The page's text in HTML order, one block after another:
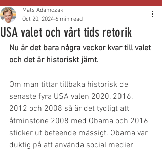
USA valet och vårt tids retorik
Mats Adamczak
Oct 20, 2024 6 min read
Nu är det bara några veckor kvar till valet
och det är historiskt jämt.
Om man tittar tillbaka historisk de
senaste fyra USA valen 2020, 2016,
2012 och 2008 så är det tydligt att
åtminstone 2008 med Obama och 2016
sticker ut beteende mässigt. Obama var
duktig på att använda social medier